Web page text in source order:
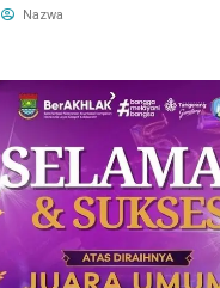
Bersih Dipangkas Jadi
Nazwa